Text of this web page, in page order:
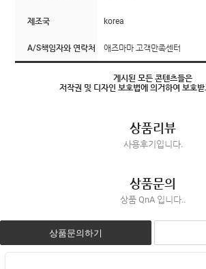
제조국 korea
A/S책임자와 연락처 애즈마마 고객만족센터
게시된 모든 콘텐츠들은
저작권 및 디자인 보호법에 의거하여 보호
상품리뷰
사용후기입니다.
상품문의
상품 QnA 입니다..
상품문의하기